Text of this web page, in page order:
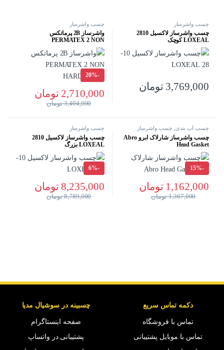
چسب واشرساز
چسب واشرساز لاکسیل 2810
LOXEAL کوچک
3,769,000 تومان
چسب واشرساز
واشرساز 2B پرماتکس
PERMATEX 2 NON
HARDENING
-
20%
2,710,000 تومان
3,404,000 تومان
چسب آب بندی چسب واشرساز
چسب واشرساز شارلاک ابرو Abro
Head Gasket
-
15%
1,162,000 تومان
1,367,000 تومان
چسب واشرساز
چسب واشرساز لاکسیل 2810
LOXEAL بزرگ
-
6%
8,235,000 تومان
8,789,000 تومان
دکمه تماس سریع
تماس با فروشگاه
تماس با موبایل پشتیبانی
چسبینه در سوشیال مدیا
صفحه اینستاگرام
پشتیبانی در واتساپ